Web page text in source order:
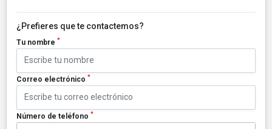
¿Prefieres que te contactemos?
Tu nombre *
Correo electrónico *
Número de teléfono *